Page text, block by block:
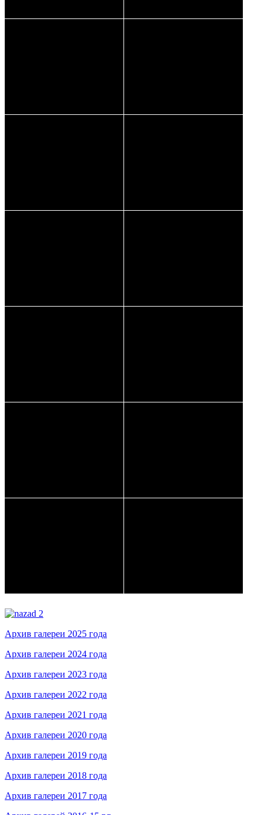
Архив галереи 2025 года
Архив галереи 2024 года
Архив галереи 2023 года
Архив галереи 2022 года
Архив галереи 2021 года
Архив галереи 2020 года
Архив галереи 2019 года
Архив галереи 2018 года
Архив галереи 2017 года